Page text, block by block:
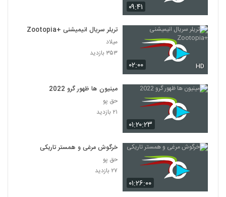
۰۹:۴۱
۰۲:۰۰ HD
تریلر سریال انیمیشنی +Zootopia
میلاد
۳۵۳ بازدید
۰۱:۲۰:۲۳
مینیون ها ظهور گرو 2022
حق پو
۲۱ بازدید
۰۱:۲۶:۰۰
خرگوش مرغی و همستر تاریکی
حق پو
۲۷ بازدید